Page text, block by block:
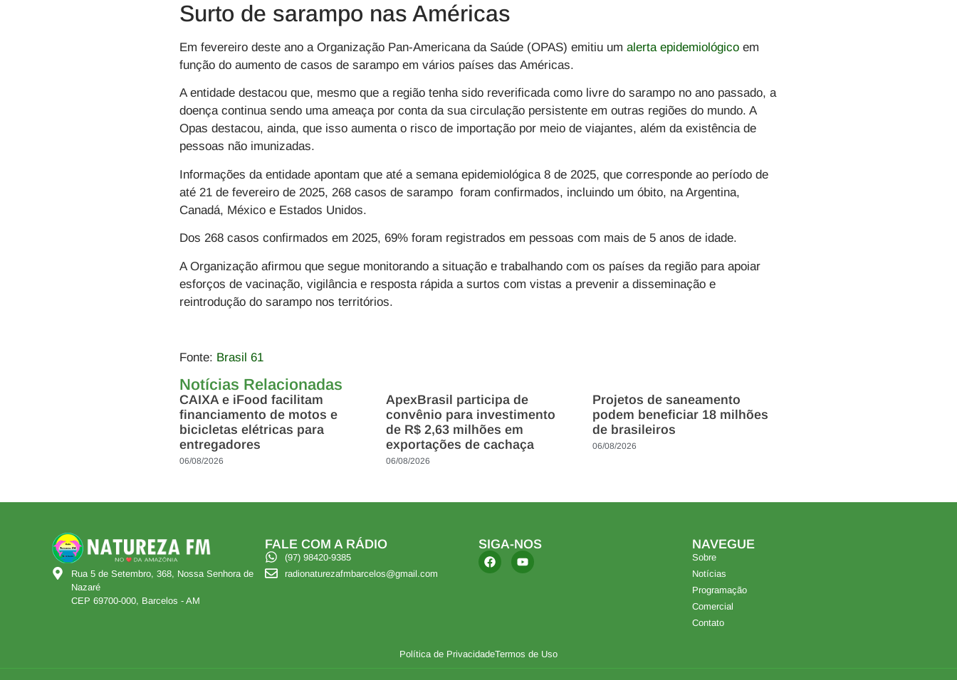
Surto de sarampo nas Américas
Em fevereiro deste ano a Organização Pan-Americana da Saúde (OPAS) emitiu um alerta epidemiológico em
função do aumento de casos de sarampo em vários países das Américas.
A entidade destacou que, mesmo que a região tenha sido reverificada como livre do sarampo no ano passado, a
doença continua sendo uma ameaça por conta da sua circulação persistente em outras regiões do mundo. A
Opas destacou, ainda, que isso aumenta o risco de importação por meio de viajantes, além da existência de
pessoas não imunizadas.
Informações da entidade apontam que até a semana epidemiológica 8 de 2025, que corresponde ao período de
até 21 de fevereiro de 2025, 268 casos de sarampo foram confirmados, incluindo um óbito, na Argentina,
Canadá, México e Estados Unidos.
Dos 268 casos confirmados em 2025, 69% foram registrados em pessoas com mais de 5 anos de idade.
A Organização afirmou que segue monitorando a situação e trabalhando com os países da região para apoiar
esforços de vacinação, vigilância e resposta rápida a surtos com vistas a prevenir a disseminação e
reintrodução do sarampo nos territórios.
Fonte: Brasil 61
Notícias Relacionadas
CAIXA e iFood facilitam
financiamento de motos e
bicicletas elétricas para
entregadores
06/08/2026
ApexBrasil participa de
convênio para investimento
de R$ 2,63 milhões em
exportações de cachaça
06/08/2026
Projetos de saneamento
podem beneficiar 18 milhões
de brasileiros
06/08/2026
Rua 5 de Setembro, 368, Nossa Senhora de
Nazaré
CEP 69700-000, Barcelos - AM
FALE COM A RÁDIO
(97) 98420-9385
radionaturezafmbarcelos@gmail.com
SIGA-NOS NAVEGUE
Sobre
Notícias
Programação
Comercial
Contato
Política de PrivacidadeTermos de Uso